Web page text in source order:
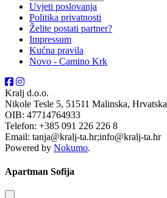
Uvjeti poslovanja
Politika privatnosti
Želite postati partner?
Impressum
Kućna pravila
Novo - Camino Krk
Kralj d.o.o.
Nikole Tesle 5, 51511 Malinska, Hrvatska
OIB: 47714764933
Telefon: +385 091 226 226 8
Email: tanja@kralj-ta.hr;info@kralj-ta.hr
Powered by Nokumo.
Apartman Sofija